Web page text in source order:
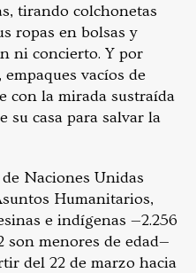
tirando colchonetas
ropas en bolsas y
ni concierto. Y por
vacíos de
con la mirada sustraída
su casa para salvar la
Naciones Unidas
Humanitarios,
e indígenas —2.256
son menores de edad—
del 22 de marzo hacia